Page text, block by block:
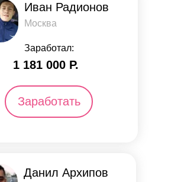
Иван Радионов
Москва
Заработал:
1 181 000 Р.
Заработать
Данил Архипов